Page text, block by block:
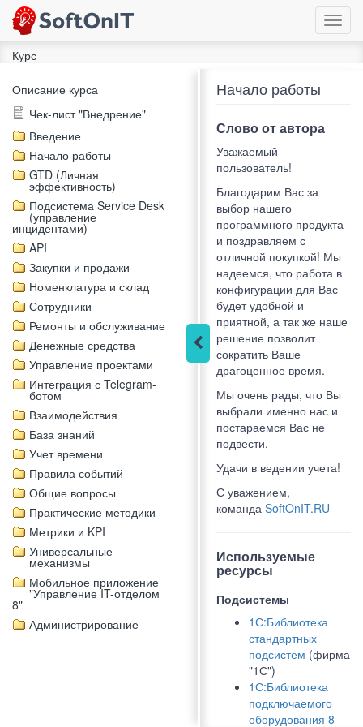
Курс
Описание курса
Чек-лист "Внедрение"
Введение
Начало работы
GTD (Личная
эффективность)
Подсистема Service Desk
(управление
инцидентами)
API
Закупки и продажи
Номенклатура и склад
Сотрудники
Ремонты и обслуживание
Денежные средства
Управление проектами
Интеграция с Telegram-
ботом
Взаимодействия
База знаний
Учет времени
Правила событий
Общие вопросы
Практические методики
Метрики и KPI
Универсальные
механизмы
Мобильное приложение
"Управление IT-отделом
8"
Администрирование
Начало работы
Слово от автора
Уважаемый
пользователь!
Благодарим Вас за
выбор нашего
программного продукта
и поздравляем с
отличной покупкой! Мы
надеемся, что работа в
конфигурации для Вас
будет удобной и
приятной, а так же наше
решение позволит
сократить Ваше
драгоценное время.
Мы очень рады, что Вы
выбрали именно нас и
постараемся Вас не
подвести.
Удачи в ведении учета!
С уважением,
команда SoftOnIT.RU
Используемые
ресурсы
Подсистемы
1С:Библиотека
стандартных
подсистем (фирма
"1С")
1С:Библиотека
подключаемого
оборудования 8